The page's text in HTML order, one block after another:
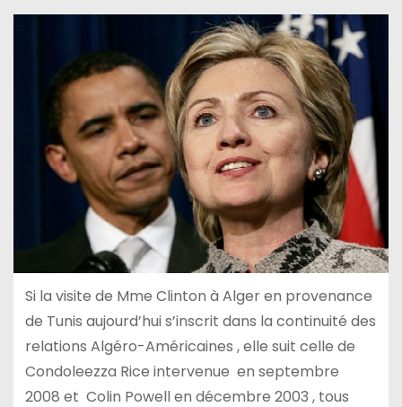
Si la visite de Mme Clinton à Alger en provenance
de Tunis aujourd’hui s’inscrit dans la continuité des
relations Algéro-Américaines , elle suit celle de
Condoleezza Rice intervenue en septembre
2008 et Colin Powell en décembre 2003 , tous